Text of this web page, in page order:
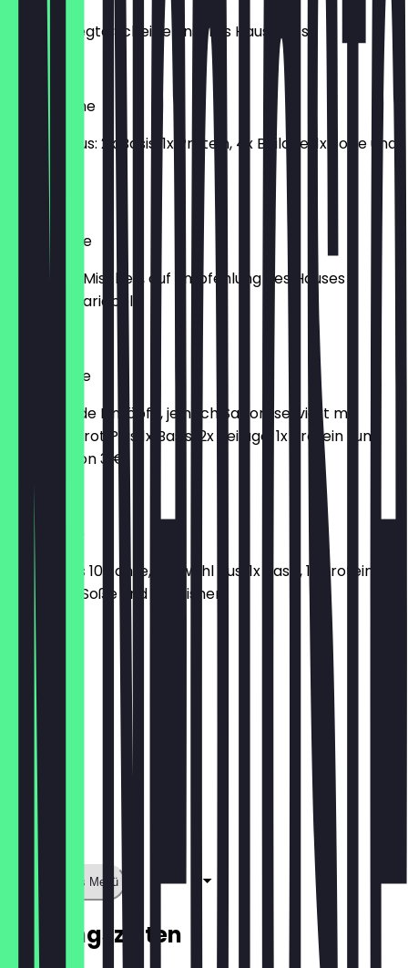
Frisch belegte Scheibe unseres Hausbrots
4,50 €
EigenMische
Auswahl aus: 2x Basis, 1x Protein, 4x Beilage, 1x Soße und
1x Finisher
HausMische
Fünf feste Mischen, auf Empfehlung des Hauses
(saisonal variabel)
TopfMische
Wechselnde Eintöpfe, je nach Saison, serviert mit
frischem Brot Plus 1x Basis, 2x Beilage, 1x Protein zum
Aufpreis von 3 €
8,90 €
MiniMische
Für Kids bis 10 Jahre, Auswahl aus: 1x Basis, 1x Protein, 2x
Beilage, 1x Soße und 1x Finisher
7,90 €
Zeige ganzes Menü
Öffnungszeiten